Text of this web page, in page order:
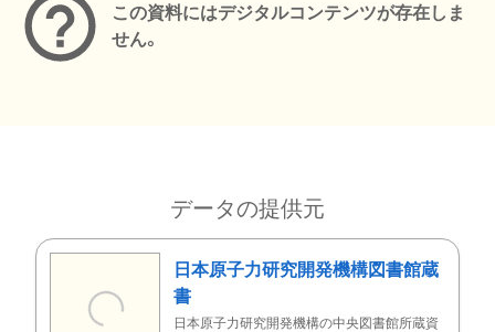
この資料にはデジタルコンテンツが存在しま
せん。
データの提供元
日本原子力研究開発機構図書館蔵
書
日本原子力研究開発機構の中央図書館所蔵資